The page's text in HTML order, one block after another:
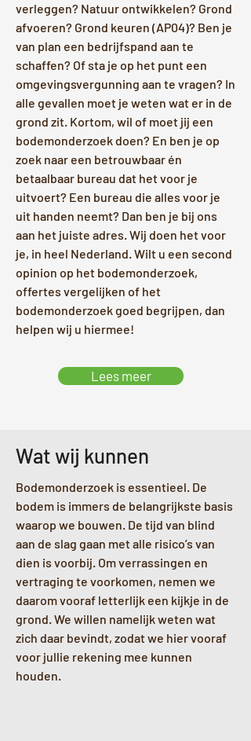
verleggen? Natuur ontwikkelen? Grond
afvoeren? Grond keuren (AP04)? Ben je
van plan een bedrijfspand aan te
schaffen? Of sta je op het punt een
omgevingsvergunning aan te vragen? In
alle gevallen moet je weten wat er in de
grond zit. Kortom, wil of moet jij een
bodemonderzoek doen? En ben je op
zoek naar een betrouwbaar én
betaalbaar bureau dat het voor je
uitvoert? Een bureau die alles voor je
uit handen neemt? Dan ben je bij ons
aan het juiste adres. Wij doen het voor
je, in heel Nederland. Wilt u een second
opinion op het bodemonderzoek,
offertes vergelijken of het
bodemonderzoek goed begrijpen, dan
helpen wij u hiermee!
Lees meer
Wat wij kunnen
Bodemonderzoek is essentieel. De
bodem is immers de belangrijkste basis
waarop we bouwen. De tijd van blind
aan de slag gaan met alle risico’s van
dien is voorbij. Om verrassingen en
vertraging te voorkomen, nemen we
daarom vooraf letterlijk een kijkje in de
grond. We willen namelijk weten wat
zich daar bevindt, zodat we hier vooraf
voor jullie rekening mee kunnen
houden.